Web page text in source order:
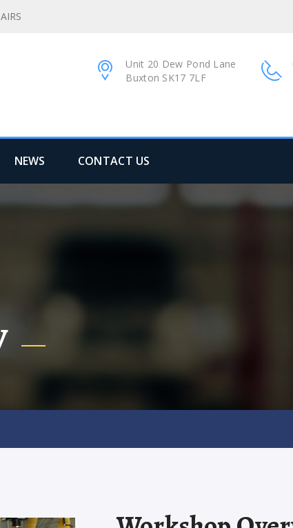
Unit 20 Dew Pond Lane
Buxton SK17 7LF
NEWS CONTACT US